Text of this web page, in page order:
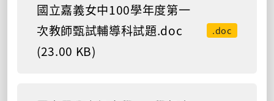
國立嘉義女中100學年度第一
次教師甄試輔導科試題.doc
(23.00 KB)
.doc